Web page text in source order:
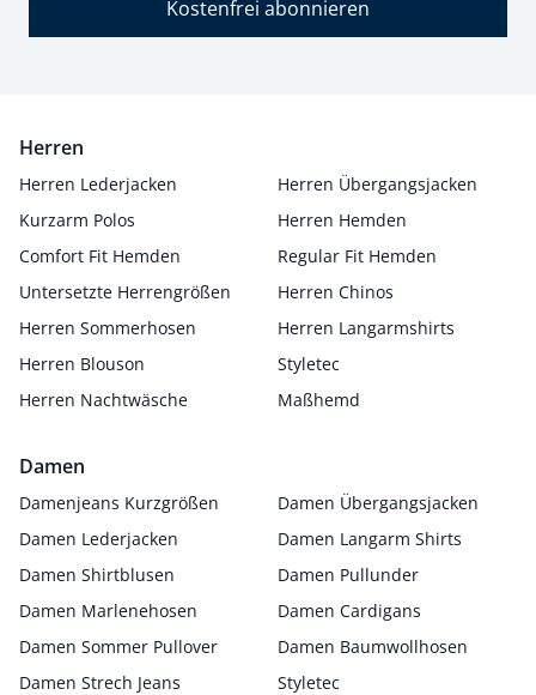
Kostenfrei abonnieren
Herren
Herren Lederjacken
Herren Übergangsjacken
Kurzarm Polos
Herren Hemden
Comfort Fit Hemden
Regular Fit Hemden
Untersetzte Herrengrößen
Herren Chinos
Herren Sommerhosen
Herren Langarmshirts
Herren Blouson
Styletec
Herren Nachtwäsche
Maßhemd
Damen
Damenjeans Kurzgrößen
Damen Übergangsjacken
Damen Lederjacken
Damen Langarm Shirts
Damen Shirtblusen
Damen Pullunder
Damen Marlenehosen
Damen Cardigans
Damen Sommer Pullover
Damen Baumwollhosen
Damen Strech Jeans
Styletec